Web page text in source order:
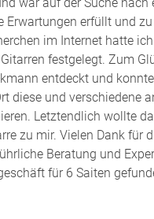
Erwartungen erfüllt und
im Internet hatte
festgelegt. Zum
entdeckt und
diese und verschiedene
Letztendlich wollte
zu mir. Vielen Dank für
Beratung und
für 6 Saiten